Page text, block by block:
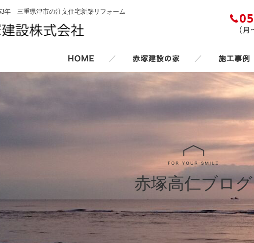
年 三重県津市の注文住宅新築リフォーム
／ ／
赤塚高仁ブログ